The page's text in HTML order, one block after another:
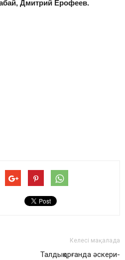
Дмитрий Ерофеев.
Келесі мақалада
Талдықорғанда әскери-